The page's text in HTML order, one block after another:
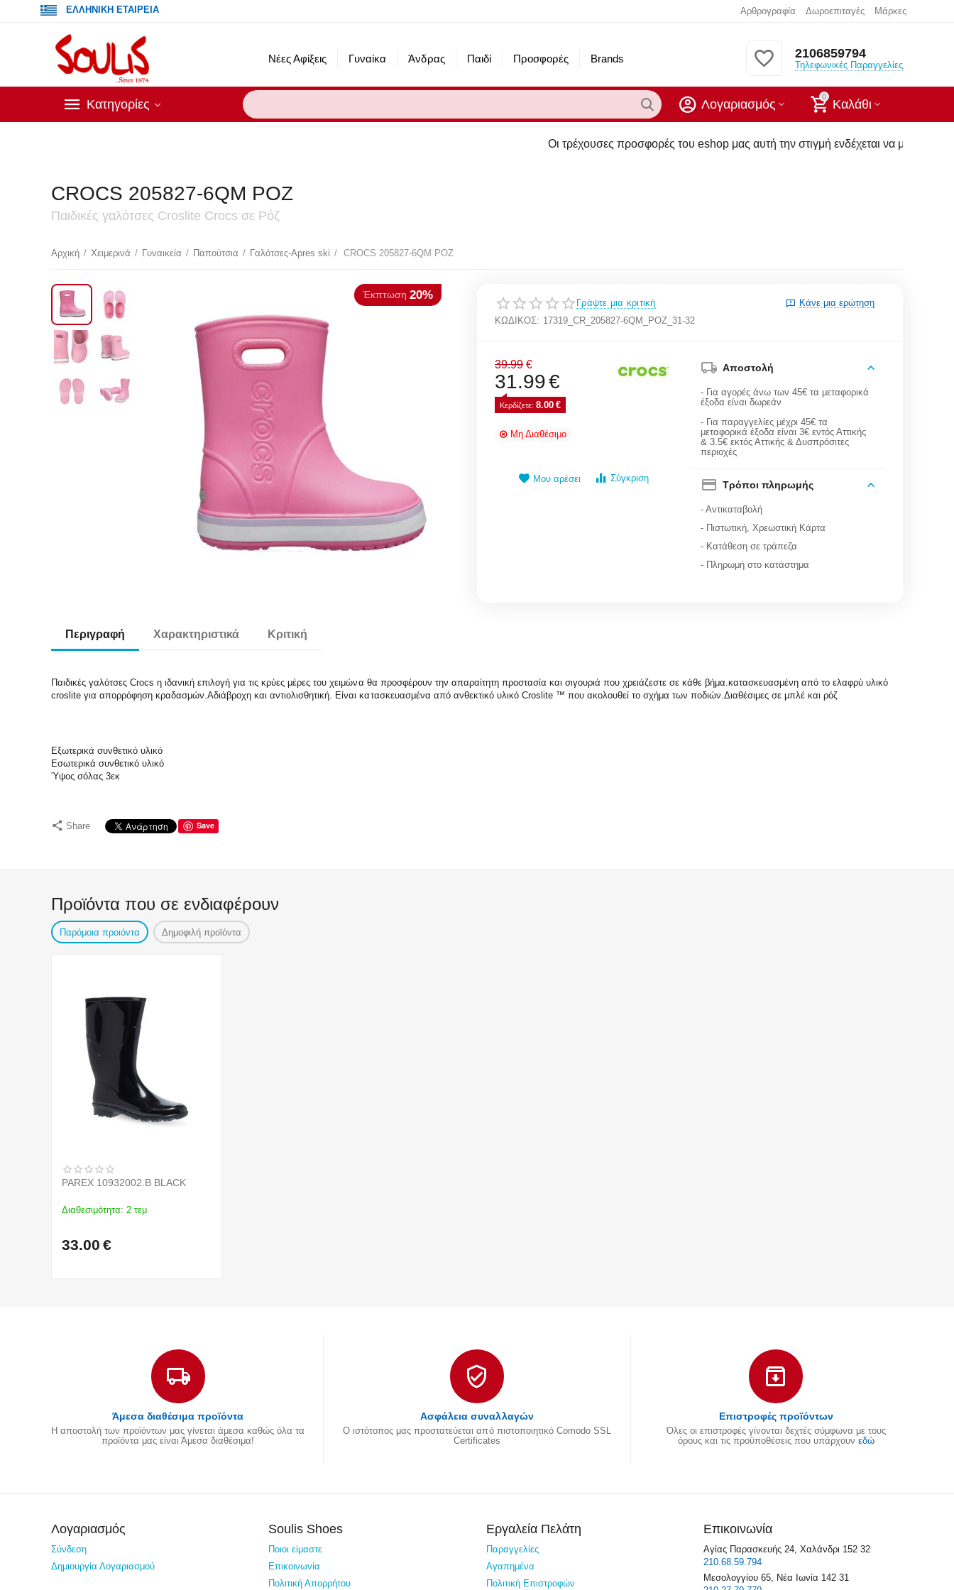
ΕΛΛΗΝΙΚΗ ΕΤΑΙΡΕΙΑ Αρθρογραφία Δωροεπιταγές Μάρκες
Νέες Αφίξεις Γυναίκα Άνδρας Παιδί Προσφορές Brands 2106859794
Τηλεφωνικές Παραγγελίες
Κατηγορίες
0
Καλάθι
Λογαριασμός
Οι τρέχουσες προσφορές του eshop μας αυτή την στιγμή ενδέχεται να μην υπάρχουν στα
CROCS 205827-6QM ΡΟΖ
Παιδικές γαλότσες Croslite Crocs σε Ρόζ
Αρχική / Χειμερινά / Γυναικεία / Παπούτσια / Γαλότσες-Apres ski / CROCS 205827-6QM ΡΟΖ
Γράψτε μια κριτική
Κάνε μια ερώτηση
ΚΩΔΙΚΟΣ: 17319_CR_205827-6QM_ΡΟΖ_31-32
39.99 €
31.99€
Κερδίζετε: 8.00 €
Μη Διαθέσιμο
Μου αρέσει Σύγκριση
Αποστολή
- Για αγορές άνω των 45€ τα μεταφορικά
έξοδα είναι δωρεάν
- Για παραγγελίες μέχρι 45€ τα
μεταφορικά έξοδα είναι 3€ εντός Αττικής
& 3.5€ εκτός Αττικής & Δυσπρόσιτες
περιοχές
Τρόποι πληρωμής
- Αντικαταβολή
- Πιστωτική, Χρεωστική Κάρτα
- Κατάθεση σε τράπεζα
- Πληρωμή στο κατάστημα
Περιγραφή Χαρακτηριστικά Κριτική
Παιδικές γαλότσες Crocs η ιδανική επιλογή για τις κρύες μέρες του χειμώνα θα προσφέρουν την απαραίτητη προστασία και σιγουριά που χρειάζεστε σε κάθε βήμα.κατασκευασμένη από το ελαφρύ υλικό
croslite για απορρόφηση κραδασμών.Αδιάβροχη και αντιολισθητική. Είναι κατασκευασμένα από ανθεκτικό υλικό Croslite ™ που ακολουθεί το σχήμα των ποδιών.Διαθέσιμες σε μπλέ και ρόζ
Εξωτερικά συνθετικό υλικό
Εσωτερικά συνθετικό υλικό
Ύψος σόλας 3εκ
Share Save
Προϊόντα που σε ενδιαφέρουν
Παρόμοια προιόντα Δημοφιλή προϊόντα
PAREX 10932002.B BLACK
Διαθεσιμότητα: 2 τεμ
33.00 €
Άμεσα διαθέσιμα προϊόντα
Η αποστολή των προϊόντων μας γίνεται άμεσα καθώς όλα τα
προϊόντα μας είναι Άμεσα διαθέσιμα!
Ασφάλεια συναλλαγών
Ο ιστότοπος μας προστατεύεται από πιστοποιητικό Comodo SSL
Certificates
Επιστροφές προϊόντων
Όλες οι επιστροφές γίνονται δεχτές σύμφωνα με τους
όρους και τις προϋποθέσεις που υπάρχουν εδώ
Λογαριασμός
Σύνδεση
Δημιουργία Λογαριασμού
Soulis Shoes
Ποιοι είμαστε
Επικοινωνία
Πολιτική Απορρήτου
Εργαλεία Πελάτη
Παραγγελίες
Αγαπημένα
Πολιτική Επιστροφών
Επικοινωνία
Αγίας Παρασκευής 24, Χαλάνδρι 152 32
210.68.59.794
Μεσολογγίου 65, Νέα Ιωνία 142 31